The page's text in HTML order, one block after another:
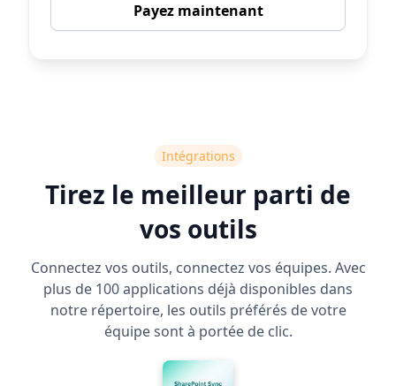
Payez maintenant
Intégrations
Tirez le meilleur parti de
vos outils
Connectez vos outils, connectez vos équipes. Avec
plus de 100 applications déjà disponibles dans
notre répertoire, les outils préférés de votre
équipe sont à portée de clic.